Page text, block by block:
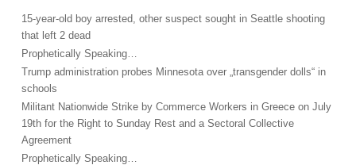
15-year-old boy arrested, other suspect sought in Seattle shooting
that left 2 dead
Prophetically Speaking…
Trump administration probes Minnesota over „transgender dolls“ in
schools
Militant Nationwide Strike by Commerce Workers in Greece on July
19th for the Right to Sunday Rest and a Sectoral Collective
Agreement
Prophetically Speaking…